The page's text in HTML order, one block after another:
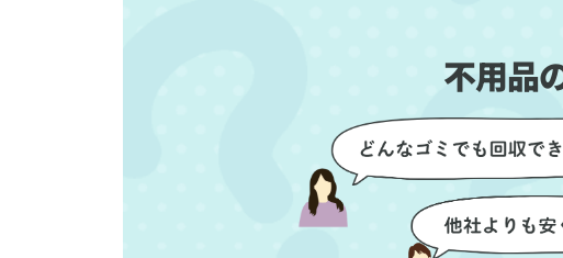
了後には部屋全体を清掃してい
ただき、まるで新しい家のよう
な清潔感に感動しました。
かったで
には、こち
ても部屋を
だけたのも
さらに、分
ル可能なも
いただき、
立つ知識が
不用品